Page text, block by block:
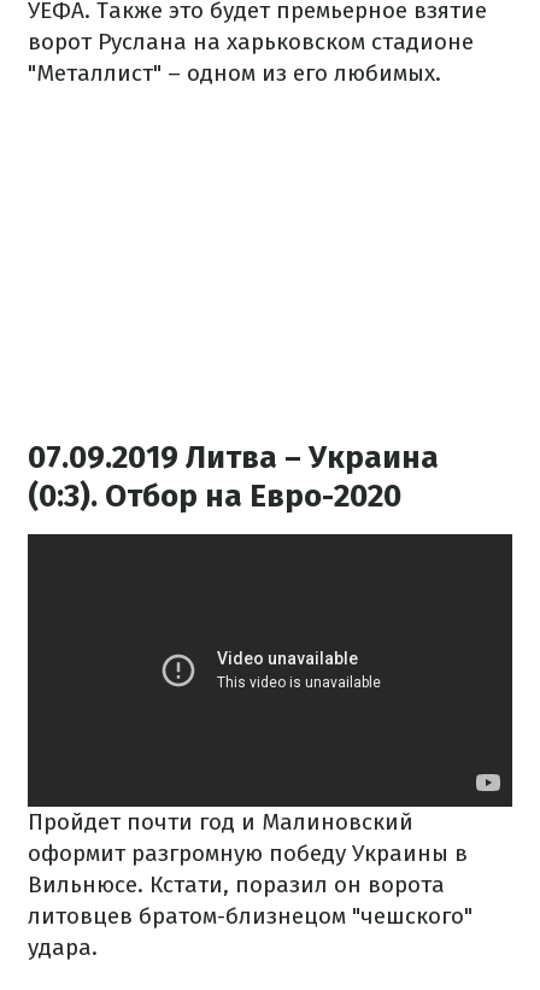
УЕФА. Также это будет премьерное взятие
ворот Руслана на харьковском стадионе
"Металлист" – одном из его любимых.
07.09.2019 Литва – Украина
(0:3). Отбор на Евро-2020
Пройдет почти год и Малиновский
оформит разгромную победу Украины в
Вильнюсе. Кстати, поразил он ворота
литовцев братом-близнецом "чешского"
удара.